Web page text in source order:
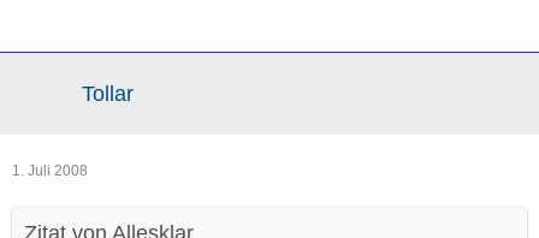
Tollar
1. Juli 2008